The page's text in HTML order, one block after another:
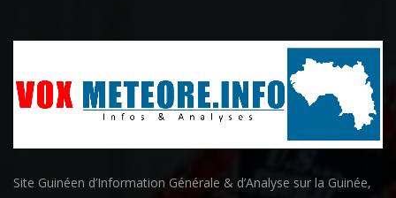
Site Guinéen d’Information Générale & d’Analyse sur la Guinée,